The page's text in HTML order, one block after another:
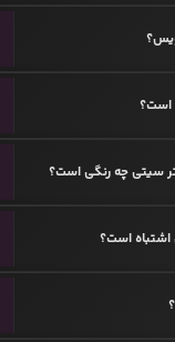
است؟
سیتی چه رنگی است؟
اشتباه است؟